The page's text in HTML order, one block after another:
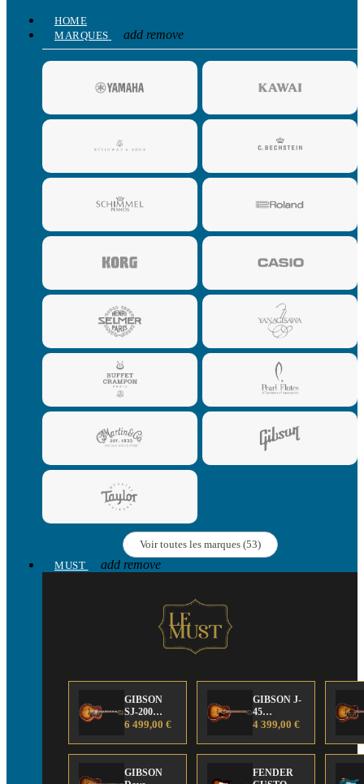
HOME
MARQUES
add remove
Voir toutes les marques (53)
MUST
add remove
GIBSON
SJ-200
Anniversary
Edition
6 499,00 €
GIBSON J-
45
Anniversary
Edition
4 399,00 €
GIBSON
FENDER